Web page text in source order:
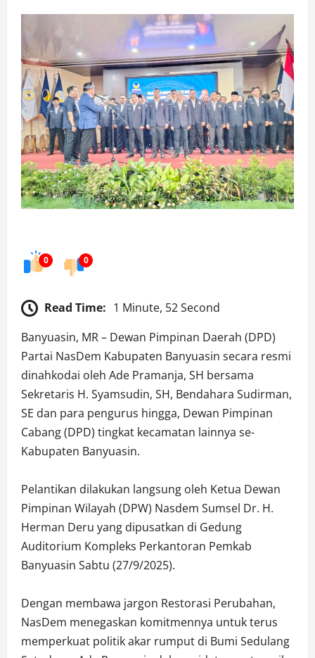
0 0
Read Time: 1 Minute, 52 Second
Banyuasin, MR – Dewan Pimpinan Daerah (DPD)
Partai NasDem Kabupaten Banyuasin secara resmi
dinahkodai oleh Ade Pramanja, SH bersama
Sekretaris H. Syamsudin, SH, Bendahara Sudirman,
SE dan para pengurus hingga, Dewan Pimpinan
Cabang (DPD) tingkat kecamatan lainnya se-
Kabupaten Banyuasin.
‎Pelantikan dilakukan langsung oleh Ketua Dewan
Pimpinan Wilayah (DPW) Nasdem Sumsel Dr. H.
Herman Deru yang dipusatkan di Gedung
Auditorium Kompleks Perkantoran Pemkab
Banyuasin Sabtu (27/9/2025).
‎Dengan membawa jargon Restorasi Perubahan,
NasDem menegaskan komitmennya untuk terus
memperkuat politik akar rumput di Bumi Sedulang